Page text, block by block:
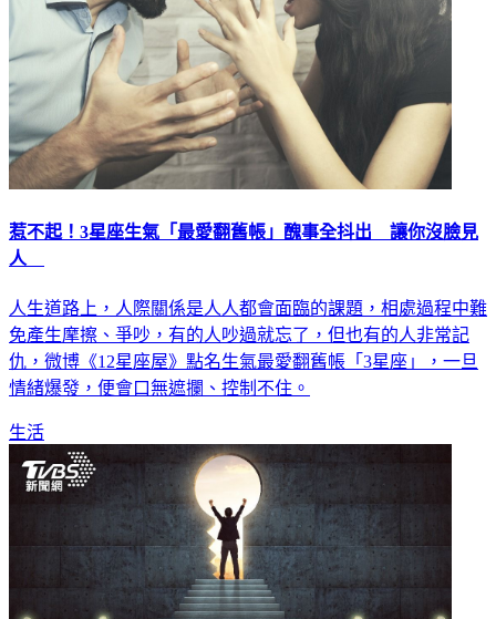
惹不起！3星座生氣「最愛翻舊帳」醜事全抖出 讓你沒臉見
人
人生道路上，人際關係是人人都會面臨的課題，相處過程中難
免產生摩擦、爭吵，有的人吵過就忘了，但也有的人非常記
仇，微博《12星座屋》點名生氣最愛翻舊帳「3星座」，一旦
情緒爆發，便會口無遮攔、控制不住。
生活